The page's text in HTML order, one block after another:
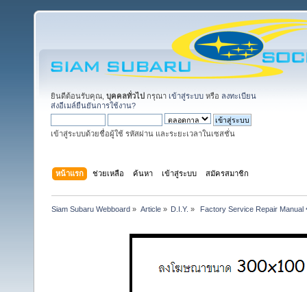
ยินดีต้อนรับคุณ, บุคคลทั่วไป กรุณา เข้าสู่ระบบ หรือ ลงทะเบียน
ส่งอีเมล์ยืนยันการใช้งาน?
เข้าสู่ระบบด้วยชื่อผู้ใช้ รหัสผ่าน และระยะเวลาในเซสชั่น
หน้าแรก ช่วยเหลือ ค้นหา เข้าสู่ระบบ สมัครสมาชิก
Siam Subaru Webboard » Article» D.I.Y. » Factory Service Repair